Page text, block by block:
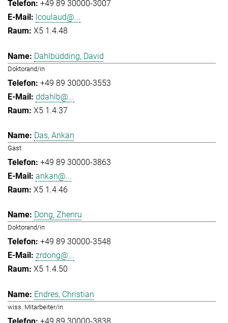
+49 89 30000-3007
lcoulaud@...
X5 1.4.48
Dahlbüdding, David
Doktorand/in
+49 89 30000-3553
ddahlb@...
X5 1.4.37
Das, Ankan
Gast
+49 89 30000-3863
ankan@...
X5 1.4.46
Dong, Zhenru
Doktorand/in
+49 89 30000-3548
zrdong@...
X5 1.4.50
Endres, Christian
wiss. Mitarbeiter/in